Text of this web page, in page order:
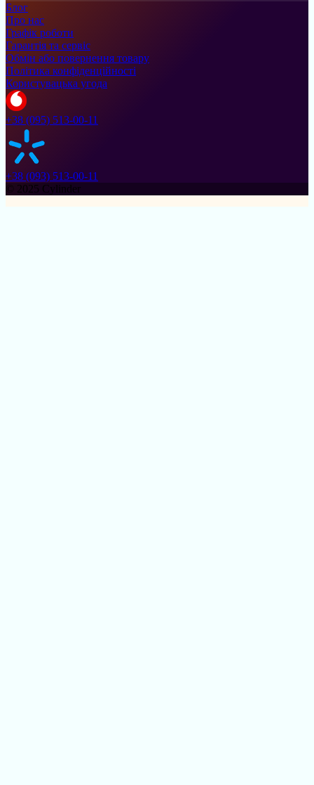
Блог
Про нас
Графік роботи
Гарантія та сервіс
Обмін або повернення товару
Політика конфіденційності
Користувацька угода
+38 (095) 513-00-11
+38 (093) 513-00-11
© 2025 Cylinder